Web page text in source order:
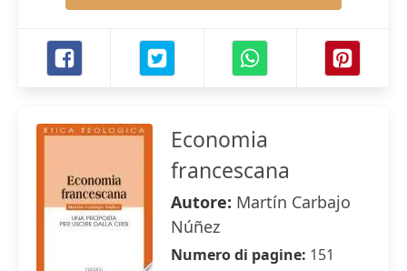
Economia
francescana
Autore: Martín Carbajo
Núñez
Numero di pagine: 151